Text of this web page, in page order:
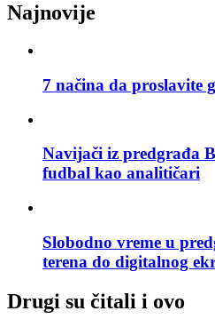
Najnovije
7 načina da proslavite
Navijači iz predgrađa
fudbal kao analitičari
Slobodno vreme u
terena do digitalnog
Drugi su čitali i ovo